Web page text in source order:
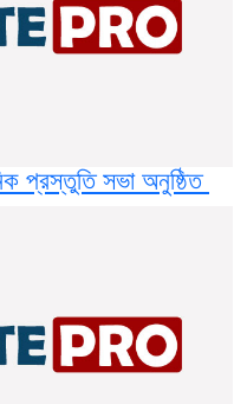
প্রস্তুতি সভা অনুষ্ঠিত